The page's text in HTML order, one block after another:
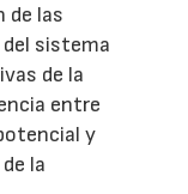
de las
sistema
de la
entre
y
la